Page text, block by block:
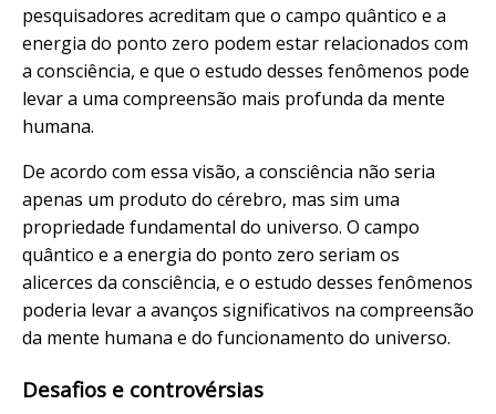
pesquisadores acreditam que o campo quântico e a
energia do ponto zero podem estar relacionados com
a consciência, e que o estudo desses fenômenos pode
levar a uma compreensão mais profunda da mente
humana.
De acordo com essa visão, a consciência não seria
apenas um produto do cérebro, mas sim uma
propriedade fundamental do universo. O campo
quântico e a energia do ponto zero seriam os
alicerces da consciência, e o estudo desses fenômenos
poderia levar a avanços significativos na compreensão
da mente humana e do funcionamento do universo.
Desafios e controvérsias